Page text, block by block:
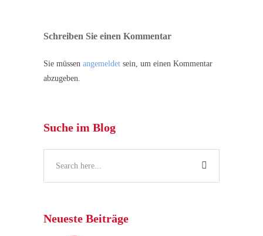
Schreiben Sie einen Kommentar
Sie müssen angemeldet sein, um einen Kommentar
abzugeben.
Suche im Blog
Neueste Beiträge